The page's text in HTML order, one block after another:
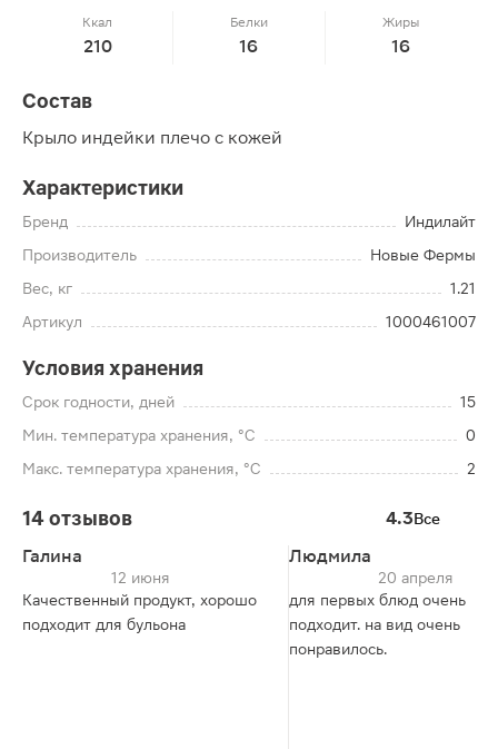
Ккал
210
Белки
16
Жиры
16
Состав
Крыло индейки плечо с кожей
Характеристики
Бренд
Индилайт
Производитель
Новые Фермы
Вес, кг
1.21
Артикул
1000461007
Условия хранения
Срок годности, дней
15
Мин. температура хранения, °C
0
Макс. температура хранения, °C
2
14 отзывов 4.3Все
Галина
12 июня
Качественный продукт, хорошо
подходит для бульона
Людмила
20 апреля
для первых блюд очень
подходит. на вид очень
понравилось.